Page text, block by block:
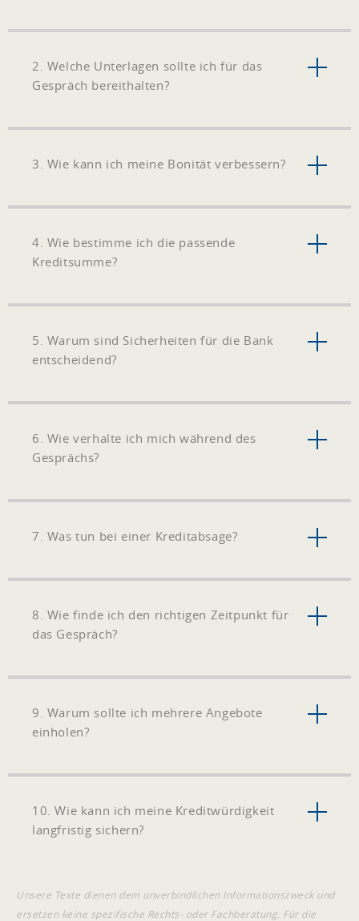
2. Welche Unterlagen sollte ich für das
Gespräch bereithalten?
3. Wie kann ich meine Bonität verbessern?
4. Wie bestimme ich die passende
Kreditsumme?
5. Warum sind Sicherheiten für die Bank
entscheidend?
6. Wie verhalte ich mich während des
Gesprächs?
7. Was tun bei einer Kreditabsage?
8. Wie finde ich den richtigen Zeitpunkt für
das Gespräch?
9. Warum sollte ich mehrere Angebote
einholen?
10. Wie kann ich meine Kreditwürdigkeit
langfristig sichern?
Unsere Texte dienen dem unverbindlichen Informationszweck und
ersetzen keine spezifische Rechts- oder Fachberatung. Für die